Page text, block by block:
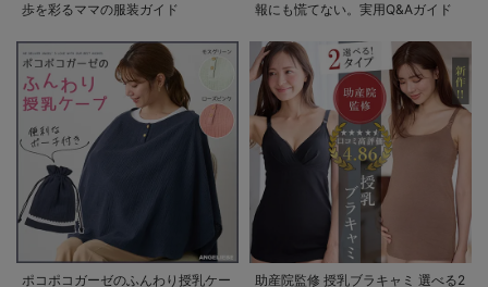
歩を彩るママの服装ガイド
報にも慌てない。実用Q&Aガイド
ポコポコガーゼのふんわり授乳ケー
助産院監修 授乳ブラキャミ 選べる2